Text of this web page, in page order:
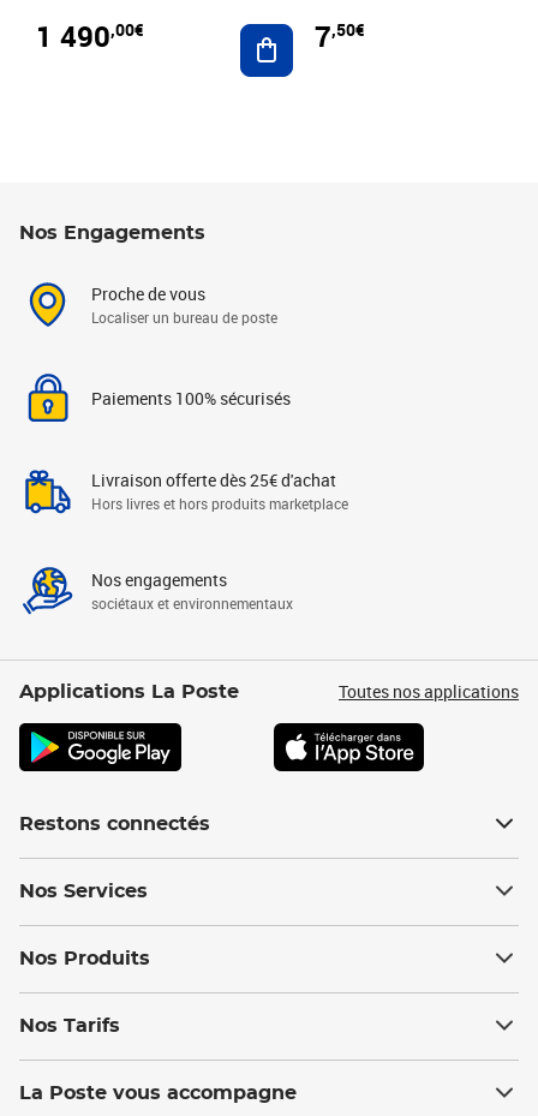
1 490,00€ Ajouter au panier
7,50€
Nos Engagements
Proche de vous
Localiser un bureau de poste
Paiements 100% sécurisés
Livraison offerte dès 25€ d'achat
Hors livres et hors produits marketplace
Nos engagements
sociétaux et environnementaux
Applications La Poste Toutes nos applications
Restons connectés
Nos Services
Nos Produits
Nos Tarifs
La Poste vous accompagne